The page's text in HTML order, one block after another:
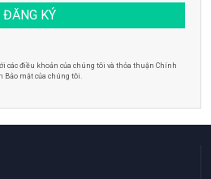
các điều khoản của chúng tôi và thỏa thuận Chính
Bảo mật của chúng tôi.